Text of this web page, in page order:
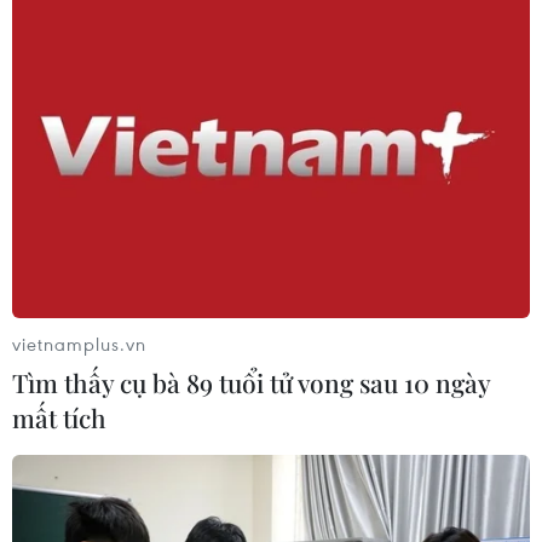
thổi sức sống mới cho
nghệ thuật tò he truyền
Hải Phòng - bản sắc cửa
biển và chiều sâu văn hóa
CƠ QUAN CHỦ QUẢN: THÔNG TẤN XÃ VIỆT NAM
Tổng Biên tập: TRẦN TIẾN DUẨN
vietnamplus.vn
Tìm thấy cụ bà 89 tuổi tử vong sau 10 ngày
mất tích